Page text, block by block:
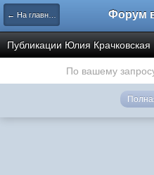
← На главную
Публикации Юлия Крачковская
По вашему